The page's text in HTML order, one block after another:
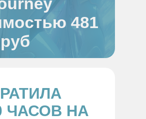
ЧАСОВ НА
481